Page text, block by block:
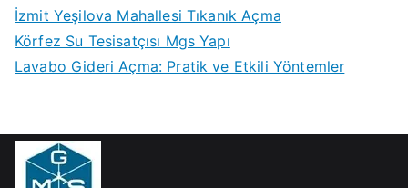
İzmit Yeşilova Mahallesi Tıkanık Açma
Körfez Su Tesisatçısı Mgs Yapı
Lavabo Gideri Açma: Pratik ve Etkili Yöntemler